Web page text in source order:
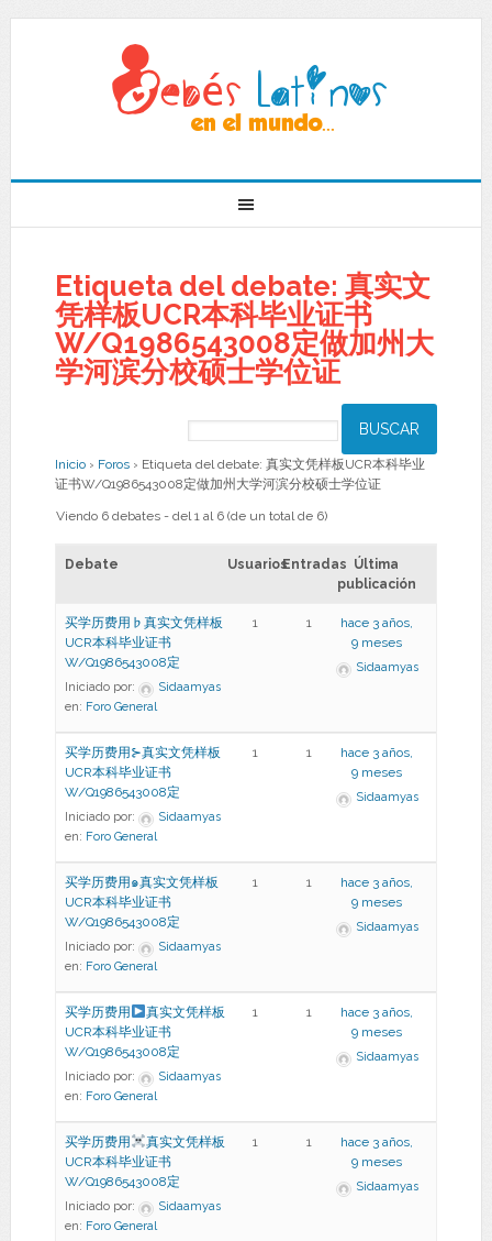
Etiqueta del debate: 真实文
凭样板UCR本科毕业证书
W/Q1986543008定做加州大
学河滨分校硕士学位证
Inicio › Foros › Etiqueta del debate: 真实文凭样板UCR本科毕业
证书W/Q1986543008定做加州大学河滨分校硕士学位证
Viendo 6 debates - del 1 al 6 (de un total de 6)
Debate UsuariosEntradas Última
publicación
买学历费用♭真实文凭样板
UCR本科毕业证书
W/Q1986543008定
Iniciado por:
Sidaamyas
en: Foro General
1 1
hace 3 años,
9 meses
Sidaamyas
买学历费用⊱真实文凭样板
UCR本科毕业证书
W/Q1986543008定
Iniciado por:
Sidaamyas
en: Foro General
1 1
hace 3 años,
9 meses
Sidaamyas
买学历费用๑真实文凭样板
UCR本科毕业证书
W/Q1986543008定
Iniciado por:
Sidaamyas
en: Foro General
1 1
hace 3 años,
9 meses
Sidaamyas
买学历费用
真实文凭样板
UCR本科毕业证书
W/Q1986543008定
Iniciado por:
Sidaamyas
en: Foro General
1 1
hace 3 años,
9 meses
Sidaamyas
买学历费用
真实文凭样板
UCR本科毕业证书
W/Q1986543008定
Iniciado por:
Sidaamyas
en: Foro General
1 1
hace 3 años,
9 meses
Sidaamyas